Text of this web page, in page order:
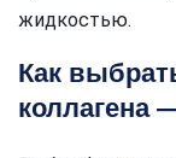
жидкостью.
Как
коллагена